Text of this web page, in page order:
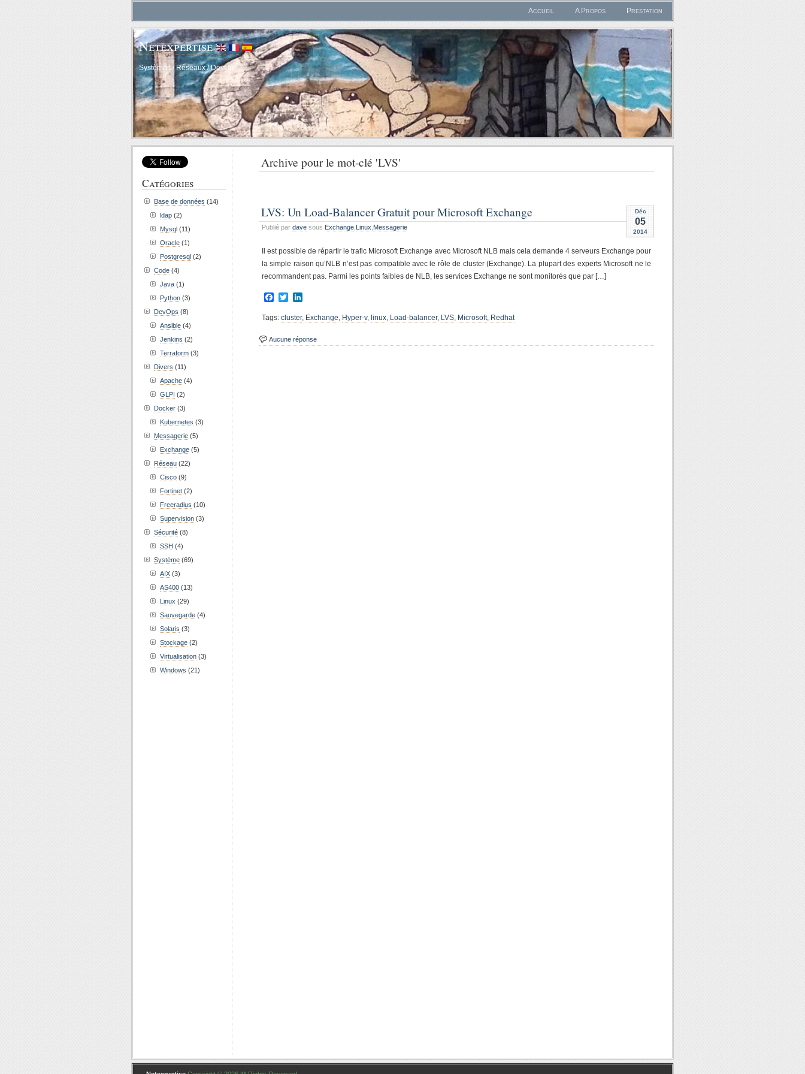
Accueil A Propos Prestation
Netexpertise
Systèmes / Réseaux / DevOps
Archive pour le mot-clé 'LVS'
Déc
05
2014
LVS: Un Load-Balancer Gratuit pour Microsoft Exchange
Publié par dave sous Exchange Linux Messagerie
Il est possible de répartir le trafic Microsoft Exchange avec Microsoft NLB mais cela demande 4 serveurs Exchange pour
la simple raison qu’NLB n’est pas compatible avec le rôle de cluster (Exchange). La plupart des experts Microsoft ne le
recommandent pas. Parmi les points faibles de NLB, les services Exchange ne sont monitorés que par […]
Facebook
Twitter
Tags: cluster, Exchange, Hyper-v, linux, Load-balancer, LVS, Microsoft, Redhat
Aucune réponse
Catégories
Base de données (14)
ldap (2)
Mysql (11)
Oracle (1)
Postgresql (2)
Code (4)
Java (1)
Python (3)
DevOps (8)
Ansible (4)
Jenkins (2)
Terraform (3)
Divers (11)
Apache (4)
GLPI (2)
Docker (3)
Kubernetes (3)
Messagerie (5)
Exchange (5)
Réseau (22)
Cisco (9)
Fortinet (2)
Freeradius (10)
Supervision (3)
Sécurité (8)
SSH (4)
Système (69)
AIX (3)
AS400 (13)
Linux (29)
Sauvegarde (4)
Solaris (3)
Stockage (2)
Virtualisation (3)
Windows (21)